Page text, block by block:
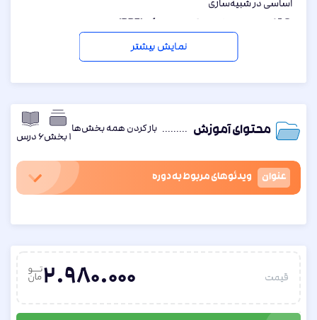
اساسی در شبیه‌سازی
🟢آشنایی با معادلات دیفرانسیل جزئی (PDE)
آشنایی با امکانات و ساختار اصلی نرم‌افزار
رسم اشکال مختلف و نحوه ساخت هندسهو انتخاب جنس مواد
🟢حل مثال‌هایی از مکانیک سیالات
🟢حل مثال‌هایی از انتقال جرم
🟢تفسیر نتایج و بررسی نمودارهای خروجی
🎓مدرس: دکتر امید احمدی
🖥️روش دسترسی: ویدئوی ضبط شده در اختیار شما قرار می‌گیرد
نمایش بیشتر
محتوای آموزش باز کردن همه بخش‌ها
1 بخش 6 درس
عنوان ویدئوهای مربوط به دوره
قیمت 2.980.000